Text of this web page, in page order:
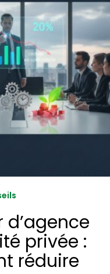
d’agence
privée :
réduire